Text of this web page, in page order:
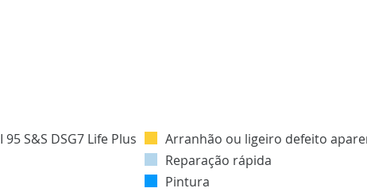
Arranhão ou ligeiro defeito
Reparação rápida
Pintura